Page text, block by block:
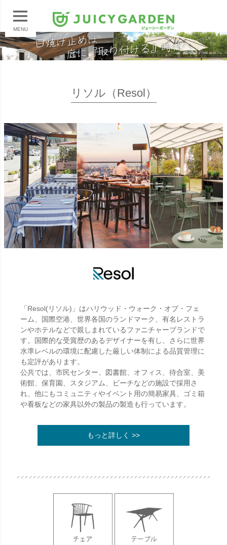
MENU
リソル（Resol）
「Resol(リソル)」はハリウッド・ウォーク・オブ・フェ
ーム、国際空港、世界各国のランドマーク、有名レストラ
ンやホテルなどで親しまれているファニチャーブランドで
す。国際的な受賞歴のあるデザイナーを有し、さらに世界
水準レベルの環境に配慮した厳しい体制による品質管理に
も定評があります。
公共では、市民センター、図書館、オフィス、待合室、美
術館、保育園、スタジアム、ビーチなどの施設で採用さ
れ、他にもコミュニティやイベント用の簡易家具、ゴミ箱
や看板などの家具以外の製品の製造も行っています。
もっと詳しく >>